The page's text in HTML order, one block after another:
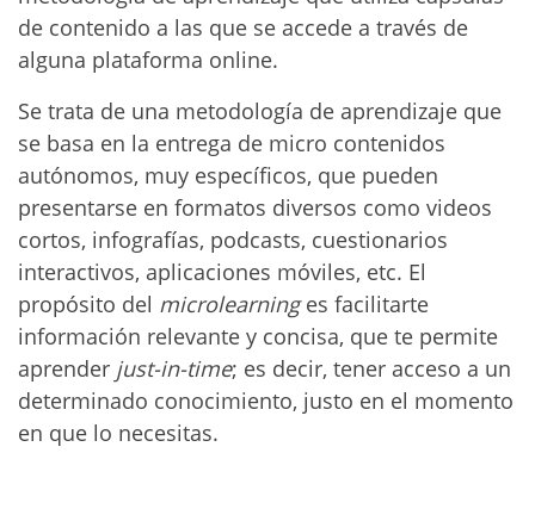
de contenido a las que se accede a través de
alguna plataforma online.
Se trata de una metodología de aprendizaje que
se basa en la entrega de micro contenidos
autónomos, muy específicos, que pueden
presentarse en formatos diversos como videos
cortos, infografías, podcasts, cuestionarios
interactivos, aplicaciones móviles, etc. El
propósito del microlearninges facilitarte
información relevante y concisa, que te permite
aprender just-in-time; es decir, tener acceso a un
determinado conocimiento, justo en el momento
en que lo necesitas.